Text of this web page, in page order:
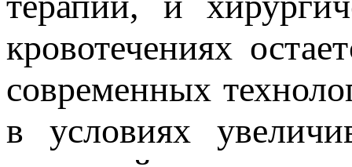
кровотечениях
современных
в условиях